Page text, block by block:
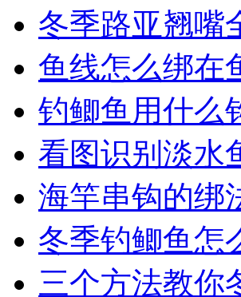
冬季路亚翘嘴
鱼线怎么绑在
钓鲫鱼用什么
看图识别淡水
海竿串钩的绑
冬季钓鲫鱼怎
三个方法教你